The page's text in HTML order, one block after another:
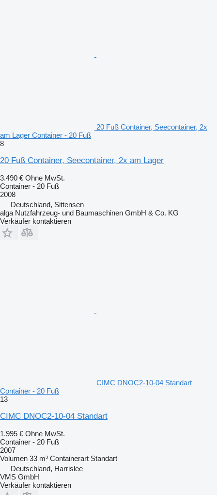
20 Fuß Container, Seecontainer, 2x
am Lager Container - 20 Fuß
8
20 Fuß Container, Seecontainer, 2x am Lager
3.490 € Ohne MwSt.
Container - 20 Fuß
2008
Deutschland, Sittensen
alga Nutzfahrzeug- und Baumaschinen GmbH & Co. KG
Verkäufer kontaktieren
CIMC DNOC2-10-04 Standart
Container - 20 Fuß
13
CIMC DNOC2-10-04 Standart
1.995 € Ohne MwSt.
Container - 20 Fuß
2007
Volumen 33 m³ Containerart Standart
Deutschland, Harrislee
VMS GmbH
Verkäufer kontaktieren